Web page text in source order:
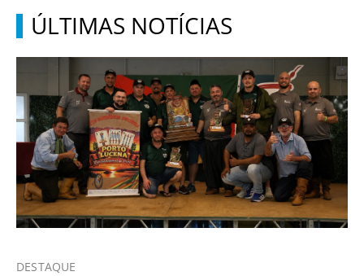
ÚLTIMAS NOTÍCIAS
DESTAQUE